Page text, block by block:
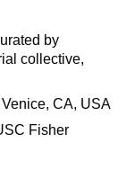
by
collective,
CA, USA
Fisher